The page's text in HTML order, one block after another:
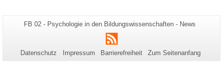
Zusätzliche
Informationen
zu
dieser
Seiten-
FB 02 - Psychologie in den Bildungswissenschaften - News
RSS
Datenschutz Impressum Barrierefreiheit Zum Seitenanfang